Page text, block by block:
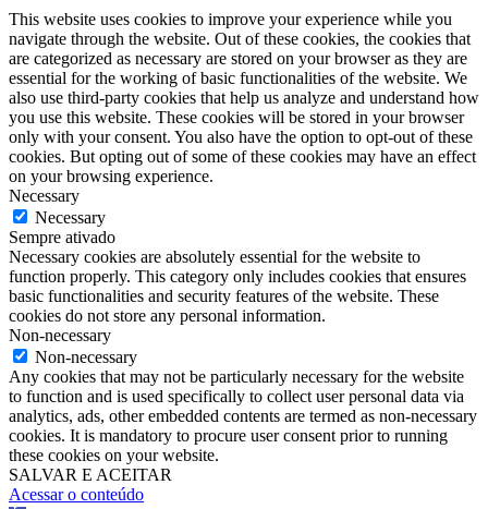
This website uses cookies to improve your experience while you
navigate through the website. Out of these cookies, the cookies that
are categorized as necessary are stored on your browser as they are
essential for the working of basic functionalities of the website. We
also use third-party cookies that help us analyze and understand how
you use this website. These cookies will be stored in your browser
only with your consent. You also have the option to opt-out of these
cookies. But opting out of some of these cookies may have an effect
on your browsing experience.
Necessary
Necessary
Sempre ativado
Necessary cookies are absolutely essential for the website to
function properly. This category only includes cookies that ensures
basic functionalities and security features of the website. These
cookies do not store any personal information.
Non-necessary
Non-necessary
Any cookies that may not be particularly necessary for the website
to function and is used specifically to collect user personal data via
analytics, ads, other embedded contents are termed as non-necessary
cookies. It is mandatory to procure user consent prior to running
these cookies on your website.
SALVAR E ACEITAR
Acessar o conteúdo